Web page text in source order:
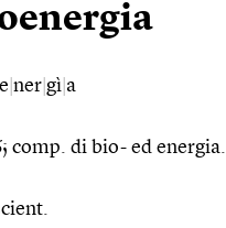
e ner gì a
comp. di bio- ed energia.